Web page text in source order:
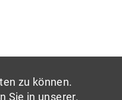
zu können.
Sie in unserer.